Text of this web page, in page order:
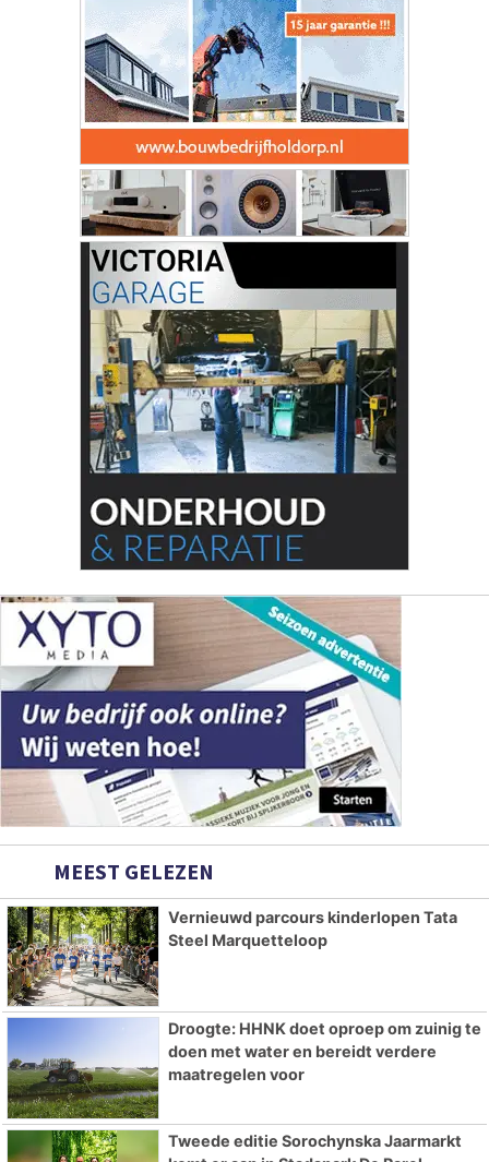
MEEST GELEZEN
Vernieuwd parcours kinderlopen Tata
Steel Marquetteloop
Droogte: HHNK doet oproep om zuinig te
doen met water en bereidt verdere
maatregelen voor
Tweede editie Sorochynska Jaarmarkt